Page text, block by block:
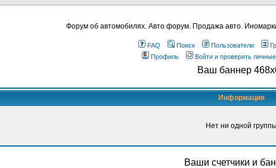
Форум об автомобилях. Авто форум. Продажа авто.
FAQ Поиск Пользователи
Профиль
Войти и проверить
Ваш баннер
Информация
Нет ни одной группы
Ваши счетчики и